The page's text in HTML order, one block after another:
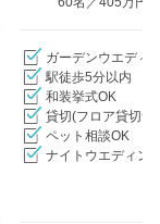
ガーデンウエディ
駅徒歩5分以内
和装挙式OK
貸切(フロア貸切含
ペット相談OK
ナイトウエディン